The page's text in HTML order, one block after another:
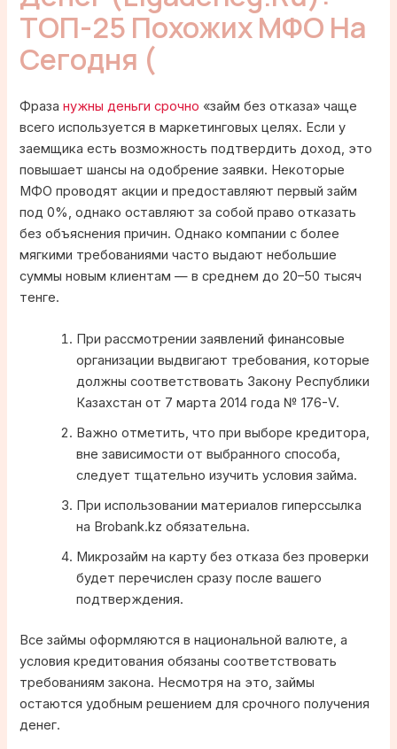
ТОП-25 Похожих МФО На
Сегодня (
Фразанужны деньги срочно «займ без отказа» чаще
всего используется в маркетинговых целях. Если у
заемщика есть возможность подтвердить доход, это
повышает шансы на одобрение заявки. Некоторые
МФО проводят акции и предоставляют первый займ
под 0%, однако оставляют за собой право отказать
без объяснения причин. Однако компании с более
мягкими требованиями часто выдают небольшие
суммы новым клиентам — в среднем до 20–50 тысяч
тенге.
При рассмотрении заявлений финансовые
организации выдвигают требования, которые
должны соответствовать Закону Республики
Казахстан от 7 марта 2014 года № 176-V.
Важно отметить, что при выборе кредитора,
вне зависимости от выбранного способа,
следует тщательно изучить условия займа.
При использовании материалов гиперссылка
на Brobank.kz обязательна.
Микрозайм на карту без отказа без проверки
будет перечислен сразу после вашего
подтверждения.
Все займы оформляются в национальной валюте, а
условия кредитования обязаны соответствовать
требованиям закона. Несмотря на это, займы
остаются удобным решением для срочного получения
денег.